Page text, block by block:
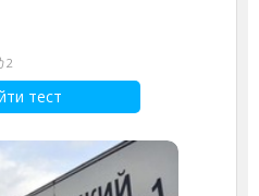
2
тест